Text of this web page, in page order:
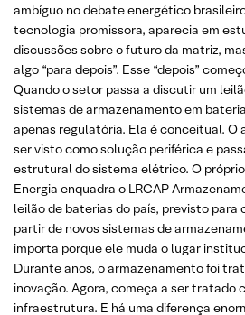
ambíguo no debate energético
tecnologia promissora, aparecia em
discussões sobre o futuro da matriz,
algo “para depois”. Esse “depois”
Quando o setor passa a discutir um
sistemas de armazenamento em
apenas regulatória. Ela é conceitual. O
ser visto como solução periférica e
estrutural do sistema elétrico. O
Energia enquadra o LRCAP
leilão de baterias do país, previsto
partir de novos sistemas de
importa porque ele muda o lugar
Durante anos, o armazenamento foi
inovação. Agora, começa a ser tratado
infraestrutura. E há uma diferença